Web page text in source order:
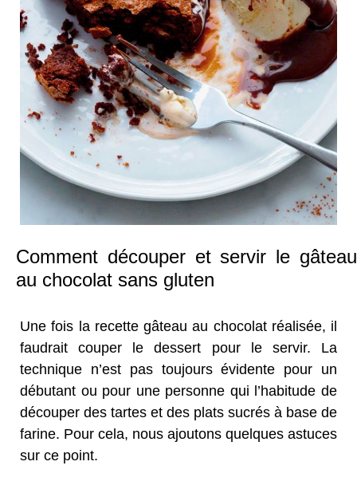
Comment découper et servir le gâteau
au chocolat sans gluten
Une fois la recette gâteau au chocolat réalisée, il
faudrait couper le dessert pour le servir. La
technique n’est pas toujours évidente pour un
débutant ou pour une personne qui l’habitude de
découper des tartes et des plats sucrés à base de
farine. Pour cela, nous ajoutons quelques astuces
sur ce point.